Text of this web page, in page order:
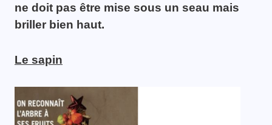
ne doit pas être mise sous un seau mais
briller bien haut.
Le sapin